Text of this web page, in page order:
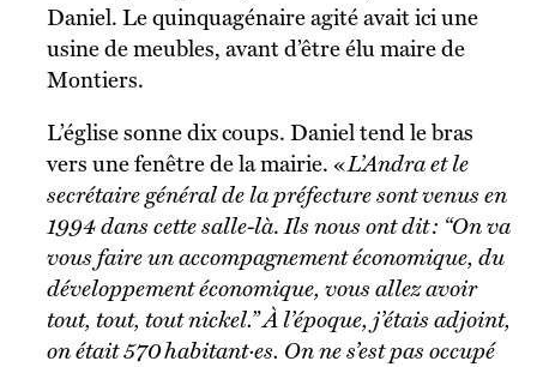
Daniel. Le quinquagénaire agité avait ici une
usine de meubles, avant d’être élu maire de
Montiers.
L’église sonne dix coups. Daniel tend le bras
vers une fenêtre de la mairie. «L’Andra et le
secrétaire général de la préfecture sont venus en
1994 dans cette salle-là. Ils nous ont dit : “On va
vous faire un accompagnement économique, du
développement économique, vous allez avoir
tout, tout, tout nickel.” À l’époque, j’étais adjoint,
on était 570 habitant·es. On ne s’est pas occupé